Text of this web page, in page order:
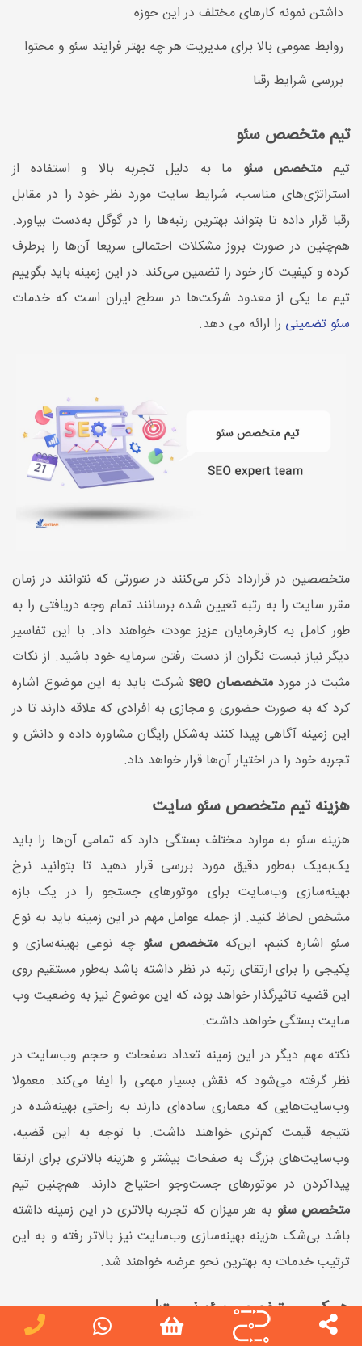
داشتن نمونه کارهای مختلف در این حوزه
روابط عمومی بالا برای مدیریت هر چه بهتر فرایند سئو و محتوا
بررسی شرایط رقبا
تیم متخصص سئو
تیم متخصص سئو ما به دلیل تجربه بالا و استفاده از
استراتژی‌های مناسب، شرایط سایت مورد نظر خود را در مقابل
رقبا قرار داده تا بتواند بهترین رتبه‌ها را در گوگل به‌دست بیاورد.
هم‌چنین در صورت بروز مشکلات احتمالی سریعا آن‌ها را برطرف
کرده و کیفیت کار خود را تضمین می‌کند. در این زمینه باید بگوییم
تیم ما یکی از معدود شرکت‌ها در سطح ایران است که خدمات
سئو تضمینی را ارائه می دهد.
متخصصین در قرارداد ذکر می‌کنند در صورتی که نتوانند در زمان
مقرر سایت را به رتبه تعیین شده برسانند تمام وجه دریافتی را به
طور کامل به کارفرمایان عزیز عودت خواهند داد. با این تفاسیر
دیگر نیاز نیست نگران از دست رفتن سرمایه خود باشید. از نکات
مثبت در موردمتخصصان seo
شرکت باید به این موضوع اشاره
کرد که به صورت حضوری و مجازی به افرادی که علاقه دارند تا در
این زمینه آگاهی پیدا کنند به‌شکل رایگان مشاوره داده و دانش و
تجربه خود را در اختیار آن‌ها قرار خواهد داد.
هزینه تیم متخصص سئو سایت
هزینه سئو به موارد مختلف بستگی دارد که تمامی آن‌ها را باید
یک‌به‌یک به‌طور دقیق مورد بررسی قرار دهید تا بتوانید نرخ
بهینه‌سازی وب‌سایت برای موتورهای جستجو را در یک بازه
مشخص لحاظ کنید. از جمله عوامل مهم در این زمینه باید به نوع
سئو اشاره کنیم، این‌که متخصص سئو چه نوعی بهینه‌سازی و
پکیجی را برای ارتقای رتبه در نظر داشته باشد به‌طور مستقیم روی
این قضیه تاثیرگذار خواهد بود، که این موضوع نیز به وضعیت وب
سایت بستگی خواهد داشت.
نکته مهم دیگر در این زمینه تعداد صفحات و حجم وب‌سایت در
نظر گرفته می‌شود که نقش بسیار مهمی را ایفا می‌کند. معمولا
وب‌سایت‌هایی که معماری ساده‌ای دارند به راحتی بهینه‌شده در
نتیجه قیمت کم‌تری خواهند داشت. با توجه به این قضیه،
وب‌سایت‌های بزرگ به صفحات بیشتر و هزینه بالاتری برای ارتقا
پیداکردن در موتورهای جست‌وجو احتیاج دارند. هم‌چنین تیم
متخصص سئو به هر میزان که تجربه بالاتری در این زمینه داشته
باشد بی‌شک هزینه بهینه‌سازی وب‌سایت نیز بالاتر رفته و به این
ترتیب خدمات به بهترین نحو عرضه خواهند شد.
هر کسی متخصص سئو نیست!